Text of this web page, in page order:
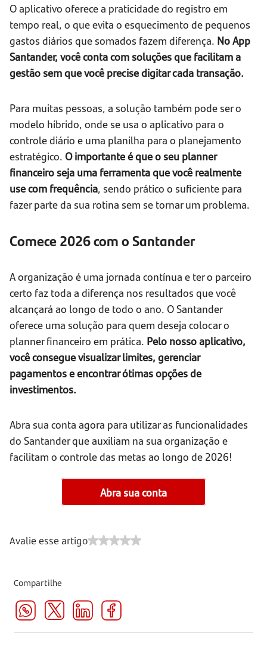
O aplicativo oferece a praticidade do registro em
tempo real, o que evita o esquecimento de pequenos
gastos diários que somados fazem diferença. No App
Santander, você conta com soluções que facilitam a
gestão sem que você precise digitar cada transação.
Para muitas pessoas, a solução também pode ser o
modelo híbrido, onde se usa o aplicativo para o
controle diário e uma planilha para o planejamento
estratégico. O importante é que o seu planner
financeiro seja uma ferramenta que você realmente
use com frequência, sendo prático o suficiente para
fazer parte da sua rotina sem se tornar um problema.
Comece 2026 com o Santander
A organização é uma jornada contínua e ter o parceiro
certo faz toda a diferença nos resultados que você
alcançará ao longo de todo o ano. O Santander
oferece uma solução para quem deseja colocar o
planner financeiro em prática. Pelo nosso aplicativo,
você consegue visualizar limites, gerenciar
pagamentos e encontrar ótimas opções de
investimentos.
Abra sua conta agora para utilizar as funcionalidades
do Santander que auxiliam na sua organização e
facilitam o controle das metas ao longo de 2026!
Abra sua conta
Avalie esse artigo
Compartilhe